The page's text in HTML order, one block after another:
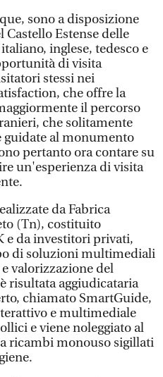
sono a disposizione
Estense delle
inglese, tedesco e
di visita
stessi nei
che offre la
il percorso
che solitamente
guidate al monumento
pertanto ora contare su
un'esperienza di visita
da Fabrica
(Tn), costituito
e da investitori privati,
di soluzioni multimediali
valorizzazione del
risultata aggiudicataria
chiamato SmartGuide,
e multimediale
e viene noleggiato al
ricambi monouso sigillati